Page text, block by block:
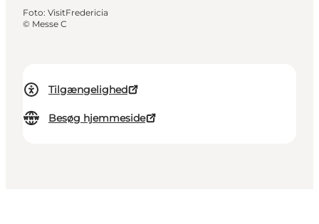
Tilgængelighed
Besøg hjemmeside
Foto: VisitFredericia
© Messe C